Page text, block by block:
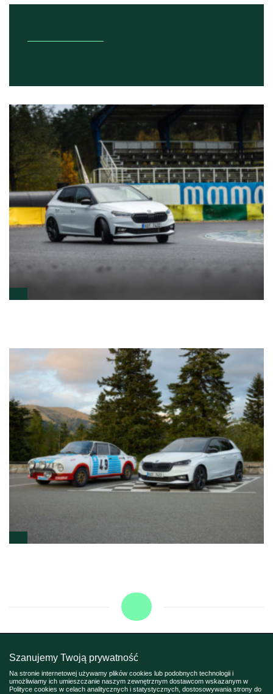
Szanujemy Twoją prywatność
Na stronie internetowej używamy plików cookies lub podobnych technologii i
umożliwiamy ich umieszczanie naszym zewnętrznym dostawcom wskazanym w
Polityce cookies w celach analitycznych i statystycznych, dostosowywania strony do